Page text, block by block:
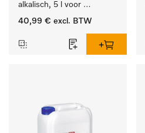
alkalisch, 5 l voor
materiaalbesparende,
laboratoriumglasw. en -
40,99 € excl. BTW